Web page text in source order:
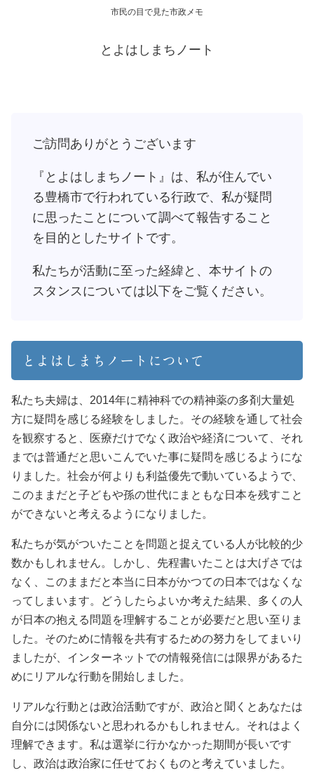
市民の目で見た市政メモ
とよはしまちノート
ご訪問ありがとうございます
『とよはしまちノート』は、私が住んでい
る豊橋市で行われている行政で、私が疑問
に思ったことについて調べて報告すること
を目的としたサイトです。
私たちが活動に至った経緯と、本サイトの
スタンスについては以下をご覧ください。
とよはしまちノートについて
私たち夫婦は、2014年に精神科での精神薬の多剤大量処
方に疑問を感じる経験をしました。その経験を通して社会
を観察すると、医療だけでなく政治や経済について、それ
までは普通だと思いこんでいた事に疑問を感じるようにな
りました。社会が何よりも利益優先で動いているようで、
このままだと子どもや孫の世代にまともな日本を残すこと
ができないと考えるようになりました。
私たちが気がついたことを問題と捉えている人が比較的少
数かもしれません。しかし、先程書いたことは大げさでは
なく、このままだと本当に日本がかつての日本ではなくな
ってしまいます。どうしたらよいか考えた結果、多くの人
が日本の抱える問題を理解することが必要だと思い至りま
した。そのために情報を共有するための努力をしてまいり
ましたが、インターネットでの情報発信には限界があるた
めにリアルな行動を開始しました。
リアルな行動とは政治活動ですが、政治と聞くとあなたは
自分には関係ないと思われるかもしれません。それはよく
理解できます。私は選挙に行かなかった期間が長いです
し、政治は政治家に任せておくものと考えていました。